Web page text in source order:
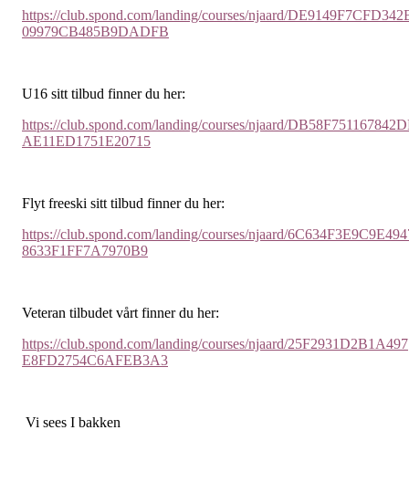
https://club.spond.com/landing/courses/njaard/
09979CB485B9DADFB
U16 sitt tilbud finner du her:
https://club.spond.com/landing/courses/njaard/
AE11ED1751E20715
Flyt freeski sitt tilbud finner du her:
https://club.spond.com/landing/courses/njaard/
8633F1FF7A7970B9
Veteran tilbudet vårt finner du her:
https://club.spond.com/landing/courses/njaard/25F2931D2B1A497
E8FD2754C6AFEB3A3
Vi sees I bakken